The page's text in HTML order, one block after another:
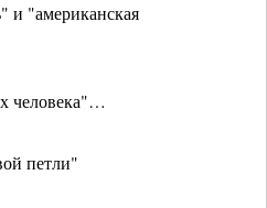
и "американская
человека"…
петли"